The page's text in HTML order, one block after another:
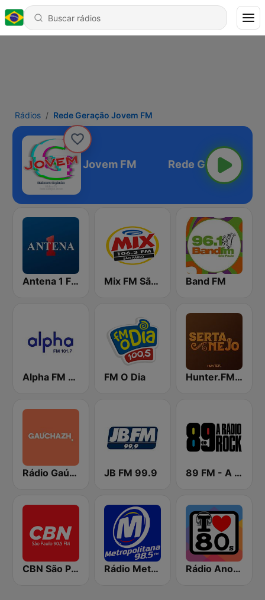
Rádios Rede Geração Jovem FM
Rede Geração Jovem FM
Antena 1 FM Mix FM São Paulo Band FM
Alpha FM 101.7 FM O Dia Hunter.FM - Sertanejo
Rádio Gaúcha ZH JB FM 99.9 89 FM - A Rádio Rock
CBN São Paulo Rádio Metropolitana 98.5 FM Rádio Anos 80